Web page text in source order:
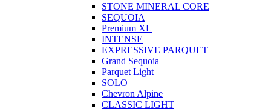
STONE MINERAL CORE
SEQUOIA
Premium XL
INTENSE
EXPRESSIVE PARQUET
Grand Sequoia
Parquet Light
SOLO
Chevron Alpine
CLASSIC LIGHT